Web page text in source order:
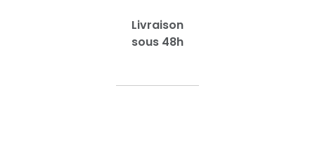
Livraison
sous 48h